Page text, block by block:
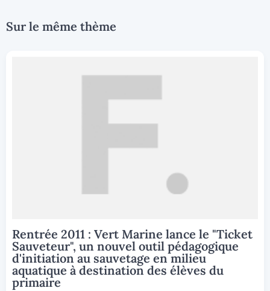
Sur le même thème
Rentrée 2011 : Vert Marine lance le "Ticket
Sauveteur", un nouvel outil pédagogique
d'initiation au sauvetage en milieu
aquatique à destination des élèves du
primaire